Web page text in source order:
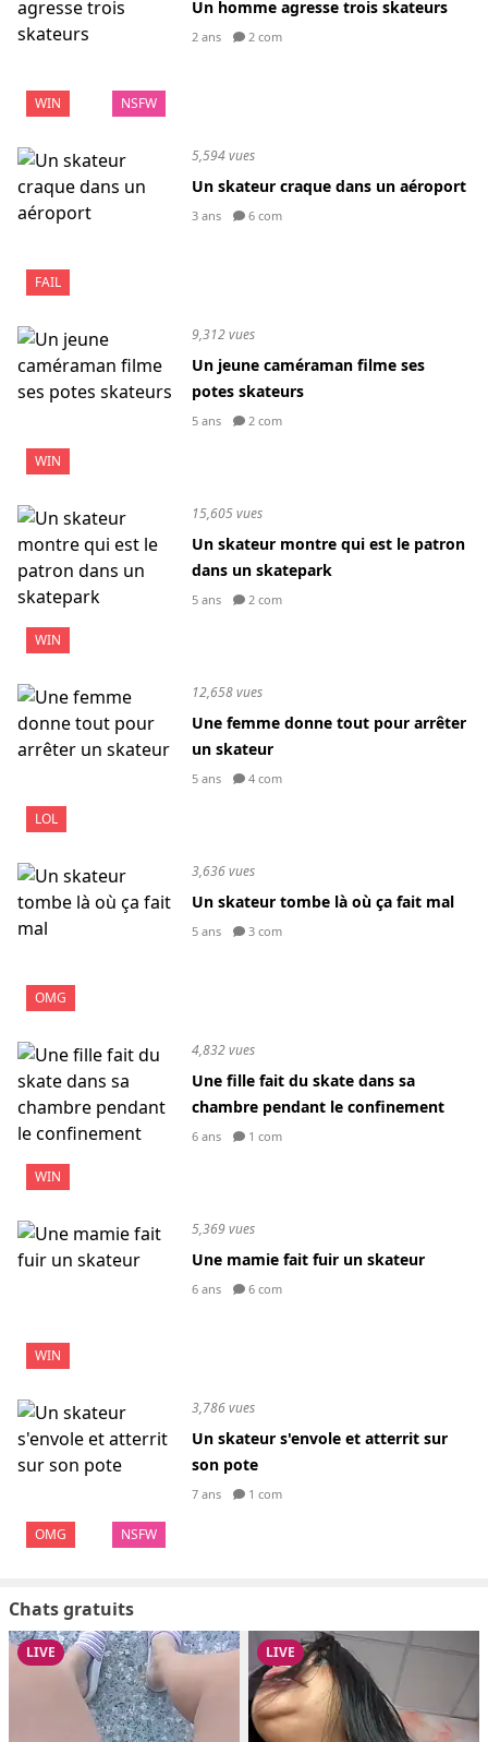
WIN NSFW
Un homme agresse trois skateurs
2 ans 2 com
FAIL
5,594 vues
Un skateur craque dans un aéroport
3 ans 6 com
WIN
9,312 vues
Un jeune caméraman filme ses
potes skateurs
5 ans 2 com
WIN
15,605 vues
Un skateur montre qui est le patron
dans un skatepark
5 ans 2 com
LOL
12,658 vues
Une femme donne tout pour arrêter
un skateur
5 ans 4 com
OMG
3,636 vues
Un skateur tombe là où ça fait mal
5 ans 3 com
WIN
4,832 vues
Une fille fait du skate dans sa
chambre pendant le confinement
6 ans 1 com
WIN
5,369 vues
Une mamie fait fuir un skateur
6 ans 6 com
OMG NSFW
3,786 vues
Un skateur s'envole et atterrit sur
son pote
7 ans 1 com
Chats gratuits